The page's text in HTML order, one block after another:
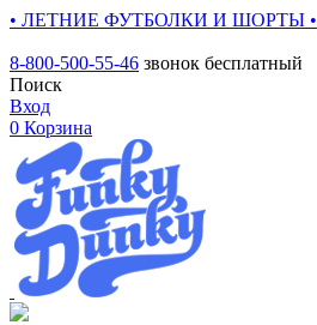
• ЛЕТНИЕ ФУТБОЛКИ И ШОРТЫ •
8-800-500-55-46 звонок бесплатный
Поиск
Вход
0 Корзина